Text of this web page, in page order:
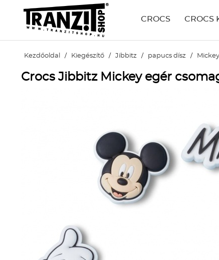
CROCS CROCS
Kezdőoldal / Kiegészítő / Jibbitz / papucs dísz /
Crocs Jibbitz Mickey egér